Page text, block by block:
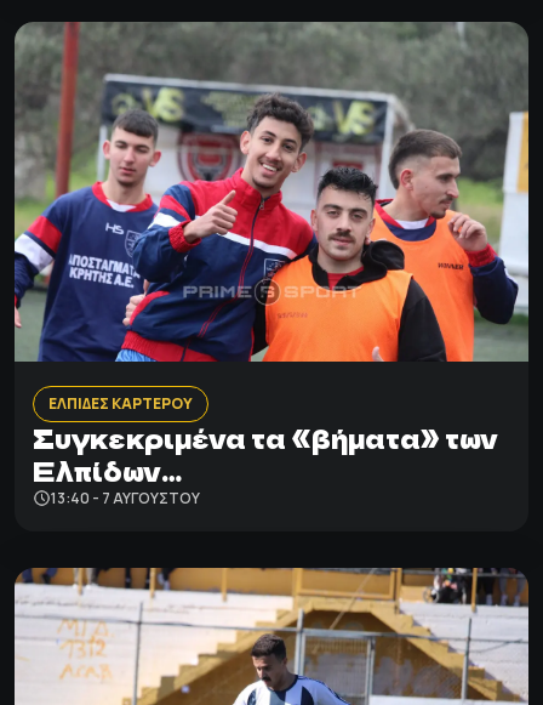
ΕΛΠΙΔΕΣ ΚΑΡΤΕΡΟΥ
Συγκεκριμένα τα «βήματα» των
Ελπίδων…
13:40 - 7 ΑΥΓΟΎΣΤΟΥ